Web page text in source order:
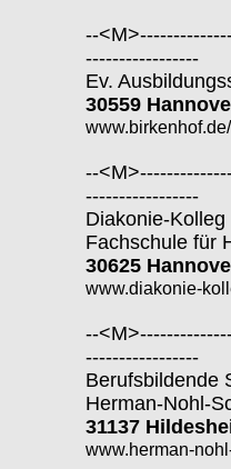
--
-----------------
Ev.
30559
--
-----------------
Diakonie-
Fachschule für
30625
www.diakonie-
--
-----------------
Berufsbildende
Herman-Nohl-
31137
www.herman-